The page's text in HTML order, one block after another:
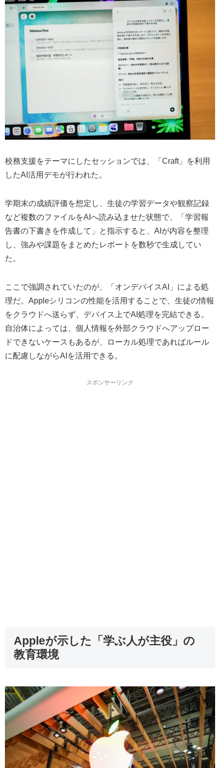
校務支援をテーマにしたセッションでは、「Craft」を利用
したAI活用デモが行われた。
学期末の成績評価を想定し、生徒の学習データや観察記録
など複数のファイルをAIへ読み込ませた状態で、「学習報
告書の下書きを作成して」と指示すると、AIが内容を整理
し、強みや課題をまとめたレポートを数秒で生成してい
た。
ここで強調されていたのが、「オンデバイスAI」による処
理だ。Appleシリコンの性能を活用することで、生徒の情報
をクラウドへ送らず、デバイス上でAI処理を完結できる。
自治体によっては、個人情報を外部クラウドへアップロー
ドできないケースもあるが、ローカル処理であればルール
に配慮しながらAIを活用できる。
スポンサーリンク
Appleが示した「学ぶ人が主役」の
教育環境